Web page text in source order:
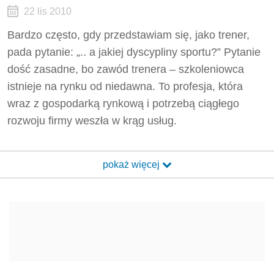
22 lis 2010
Bardzo często, gdy przedstawiam się, jako trener,
pada pytanie: „.. a jakiej dyscypliny sportu?” Pytanie
dość zasadne, bo zawód trenera – szkoleniowca
istnieje na rynku od niedawna. To profesja, która
wraz z gospodarką rynkową i potrzebą ciągłego
rozwoju firmy weszła w krąg usług.
pokaż więcej